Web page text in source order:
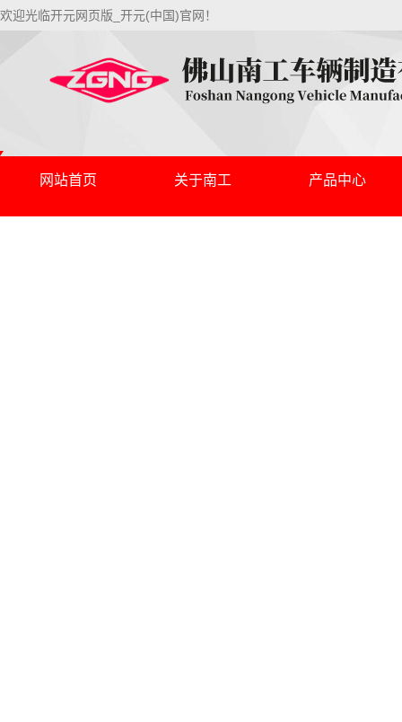
欢迎光临开元网页版_开元(中国)官网！
网站首页 关于南工 产品中心